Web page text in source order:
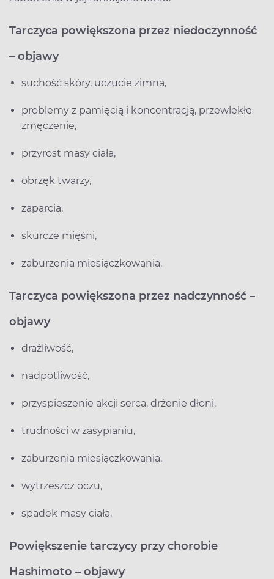
Tarczyca powiększona przez niedoczynność
– objawy
suchość skóry, uczucie zimna,
problemy z pamięcią i koncentracją, przewlekłe
zmęczenie,
przyrost masy ciała,
obrzęk twarzy,
zaparcia,
skurcze mięśni,
zaburzenia miesiączkowania.
Tarczyca powiększona przez nadczynność –
objawy
drażliwość,
nadpotliwość,
przyspieszenie akcji serca, drżenie dłoni,
trudności w zasypianiu,
zaburzenia miesiączkowania,
wytrzeszcz oczu,
spadek masy ciała.
Powiększenie tarczycy przy chorobie
Hashimoto – objawy